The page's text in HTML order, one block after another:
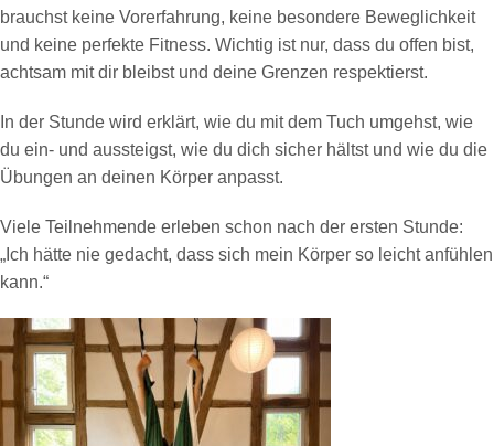
brauchst keine Vorerfahrung, keine besondere Beweglichkeit
und keine perfekte Fitness. Wichtig ist nur, dass du offen bist,
achtsam mit dir bleibst und deine Grenzen respektierst.
In der Stunde wird erklärt, wie du mit dem Tuch umgehst, wie
du ein- und aussteigst, wie du dich sicher hältst und wie du die
Übungen an deinen Körper anpasst.
Viele Teilnehmende erleben schon nach der ersten Stunde:
„Ich hätte nie gedacht, dass sich mein Körper so leicht anfühlen
kann.“